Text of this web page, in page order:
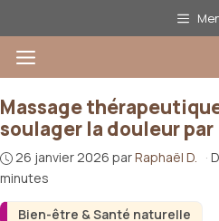
au
contenuMenu
Bien-être & Santé naturelle
Massage
soulager la douleur
26 janvier 2026 parRaphaël D. ·
minutes